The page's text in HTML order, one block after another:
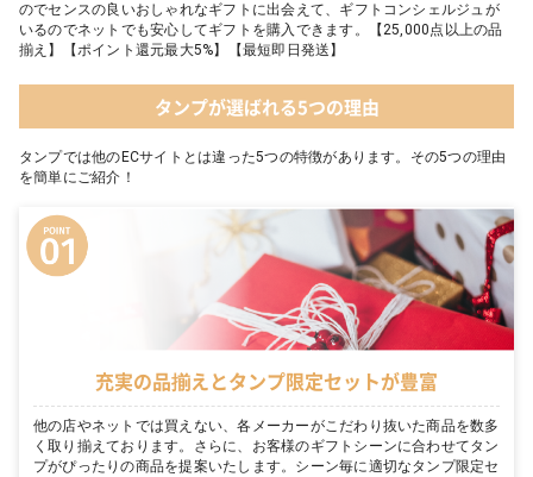
のでセンスの良いおしゃれなギフトに出会えて、ギフトコンシェルジュが
いるのでネットでも安心してギフトを購入できます。【25,000点以上の品
揃え】【ポイント還元最大5%】【最短即日発送】
タンプが選ばれる5つの理由
タンプでは他のECサイトとは違った5つの特徴があります。その5つの理由
を簡単にご紹介！
充実の品揃えとタンプ限定セットが豊富
他の店やネットでは買えない、各メーカーがこだわり抜いた商品を数多
く取り揃えております。さらに、お客様のギフトシーンに合わせてタン
プがぴったりの商品を提案いたします。シーン毎に適切なタンプ限定セ